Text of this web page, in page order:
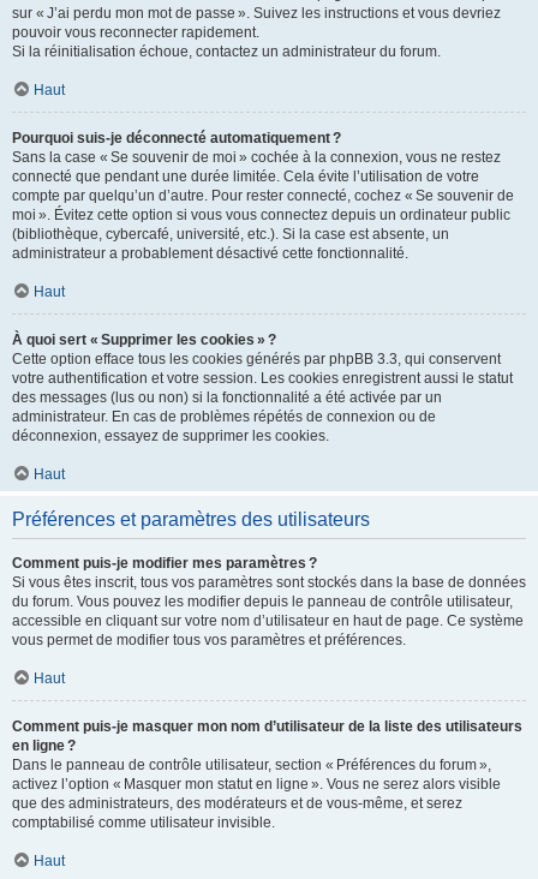
sur « J’ai perdu mon mot de passe ». Suivez les instructions et vous devriez
pouvoir vous reconnecter rapidement.
Si la réinitialisation échoue, contactez un administrateur du forum.
Haut
Pourquoi suis-je déconnecté automatiquement ?
Sans la case « Se souvenir de moi » cochée à la connexion, vous ne restez
connecté que pendant une durée limitée. Cela évite l’utilisation de votre
compte par quelqu’un d’autre. Pour rester connecté, cochez « Se souvenir de
moi ». Évitez cette option si vous vous connectez depuis un ordinateur public
(bibliothèque, cybercafé, université, etc.). Si la case est absente, un
administrateur a probablement désactivé cette fonctionnalité.
Haut
À quoi sert « Supprimer les cookies » ?
Cette option efface tous les cookies générés par phpBB 3.3, qui conservent
votre authentification et votre session. Les cookies enregistrent aussi le statut
des messages (lus ou non) si la fonctionnalité a été activée par un
administrateur. En cas de problèmes répétés de connexion ou de
déconnexion, essayez de supprimer les cookies.
Haut
Préférences et paramètres des utilisateurs
Comment puis-je modifier mes paramètres ?
Si vous êtes inscrit, tous vos paramètres sont stockés dans la base de données
du forum. Vous pouvez les modifier depuis le panneau de contrôle utilisateur,
accessible en cliquant sur votre nom d’utilisateur en haut de page. Ce système
vous permet de modifier tous vos paramètres et préférences.
Haut
Comment puis-je masquer mon nom d’utilisateur de la liste des utilisateurs
en ligne ?
Dans le panneau de contrôle utilisateur, section « Préférences du forum »,
activez l’option « Masquer mon statut en ligne ». Vous ne serez alors visible
que des administrateurs, des modérateurs et de vous-même, et serez
comptabilisé comme utilisateur invisible.
Haut